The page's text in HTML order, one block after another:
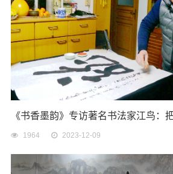
《书香墨韵》专访著名书法家江鸟：
1964 2023-12-09